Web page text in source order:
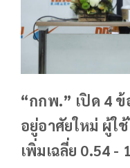
“กกพ.” เปิด 4
อยู่อาศัยใหม่ ผู้ใ
เพิ่มเฉลี่ย 0.54 -